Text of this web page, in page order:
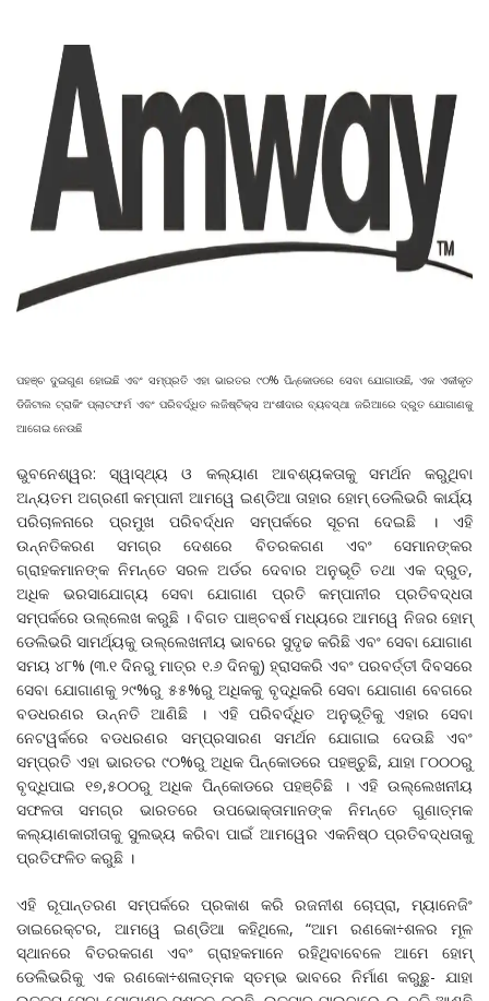
ପହଞ୍ଚ ଦୁଇଗୁଣ ହୋଇଛି ଏବଂ ସମ୍ପ୍ରତି ଏହା ଭାରତର ୯୦% ପିନ୍‌କୋଡରେ ସେବା ଯୋଗାଉଛି, ଏକ ଏକୀକୃତ
ଡିଜିଟାଲ ଟ୍ରାକିଂ ପ୍ଲାଟଫର୍ମ ଏବଂ ପରିବର୍ଦ୍ଧିତ ଲଜିଷ୍ଟିକ୍ସ ଅଂଶୀଦାର ବ୍ୟବସ୍ଥା ଜରିଆରେ ଦ୍ରୁତ ଯୋଗାଣକୁ
ଆଗେଇ ନେଉଛି
ଭୁବନେଶ୍ୱର: ସ୍ୱାସ୍ଥ୍ୟ ଓ କଲ୍ୟାଣ ଆବଶ୍ୟକତାକୁ ସମର୍ଥନ କରୁଥିବା
ଅନ୍ୟତମ ଅଗ୍ରଣୀ କମ୍ପାନୀ ଆମୱେ ଇଣ୍ଡିଆ ତାହାର ହୋମ୍‌ ଡେଲିଭରି କାର୍ଯ୍ୟ
ପରିଚାଳନାରେ ପ୍ରମୁଖ ପରିବର୍ଦ୍ଧନ ସମ୍ପର୍କରେ ସୂଚନା ଦେଇଛି । ଏହି
ଉନ୍ନତିକରଣ ସମଗ୍ର ଦେଶରେ ବିତରକଗଣ ଏବଂ ସେମାନଙ୍କର
ଗ୍ରାହକମାନଙ୍କ ନିମନ୍ତେ ସରଳ ଅର୍ଡର ଦେବାର ଅନୁଭୂତି ତଥା ଏକ ଦ୍ରୁତ,
ଅଧିକ ଭରସାଯୋଗ୍ୟ ସେବା ଯୋଗାଣ ପ୍ରତି କମ୍ପାନୀର ପ୍ରତିବଦ୍ଧତା
ସମ୍ପର୍କରେ ଉଲ୍ଲେଖ କରୁଛି । ବିଗତ ପାଞ୍ଚବର୍ଷ ମଧ୍ୟରେ ଆମୱେ ନିଜର ହୋମ୍‌
ଡେଲିଭରି ସାମର୍ଥ୍ୟକୁ ଉଲ୍ଲେଖନୀୟ ଭାବରେ ସୁଦୃଢ କରିଛି ଏବଂ ସେବା ଯୋଗାଣ
ସମୟ ୪୮% (୩.୧ ଦିନରୁ ମାତ୍ର ୧.୬ ଦିନକୁ) ହ୍ରାସକରି ଏବଂ ପରବର୍ତ୍ତୀ ଦିବସରେ
ସେବା ଯୋଗାଣକୁ ୨୯%ରୁ ୫୫%ରୁ ଅଧିକକୁ ବୃଦ୍ଧିକରି ସେବା ଯୋଗାଣ ବେଗରେ
ବଡଧରଣର ଉନ୍ନତି ଆଣିଛି । ଏହି ପରିବର୍ଦ୍ଧିତ ଅନୁଭୂତିକୁ ଏହାର ସେବା
ନେଟୱର୍କରେ ବଡଧରଣର ସମ୍ପ୍ରସାରଣ ସମର୍ଥନ ଯୋଗାଇ ଦେଉଛି ଏବଂ
ସମ୍ପ୍ରତି ଏହା ଭାରତର ୯୦%ରୁ ଅଧିକ ପିନ୍‌କୋଡରେ ପହଞ୍ଚୁଛି, ଯାହା ୮୦୦୦ରୁ
ବୃଦ୍ଧିପାଇ ୧୭,୫୦୦ରୁ ଅଧିକ ପିନ୍‌କୋଡରେ ପହଞ୍ଚିଛି । ଏହି ଉଲ୍ଲେଖନୀୟ
ସଫଳତା ସମଗ୍ର ଭାରତରେ ଉପଭୋକ୍ତାମାନଙ୍କ ନିମନ୍ତେ ଗୁଣାତ୍ମକ
କଲ୍ୟାଣକାରୀତାକୁ ସୁଲଭ୍ୟ କରିବା ପାଇଁ ଆମୱେର ଏକନିଷ୍ଠ ପ୍ରତିବଦ୍ଧତାକୁ
ପ୍ରତିଫଳିତ କରୁଛି ।
ଏହି ରୂପାନ୍ତରଣ ସମ୍ପର୍କରେ ପ୍ରକାଶ କରି ରଜନୀଶ ଚୋପ୍ରା, ମ୍ୟାନେଜିଂ
ଡାଇରେକ୍ଟର, ଆମୱେ ଇଣ୍ଡିଆ କହିଥିଲେ, “ଆମ ରଣକୋ÷ଶଳର ମୂଳ
ସ୍ଥାନରେ ବିତରକଗଣ ଏବଂ ଗ୍ରାହକମାନେ ରହିଥିବାବେଳେ ଆମେ ହୋମ୍‌
ଡେଲିଭରିକୁ ଏକ ରଣକୋ÷ଶଳାତ୍ମକ ସ୍ତମ୍ଭ ଭାବରେ ନିର୍ମାଣ କରୁଛୁ- ଯାହା